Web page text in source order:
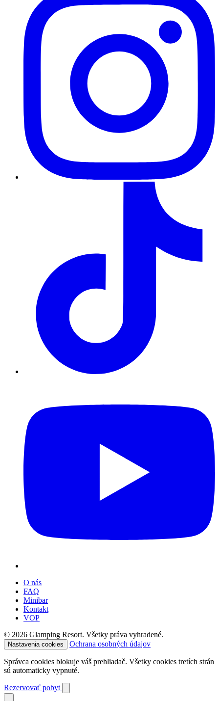
O nás
FAQ
Minibar
Kontakt
VOP
© 2026 Glamping Resort. Všetky práva vyhradené.
Nastavenia cookies Ochrana osobných údajov
Správca cookies blokuje váš prehliadač. Všetky cookies tretích strán
sú automaticky vypnuté.
Rezervovať pobyt